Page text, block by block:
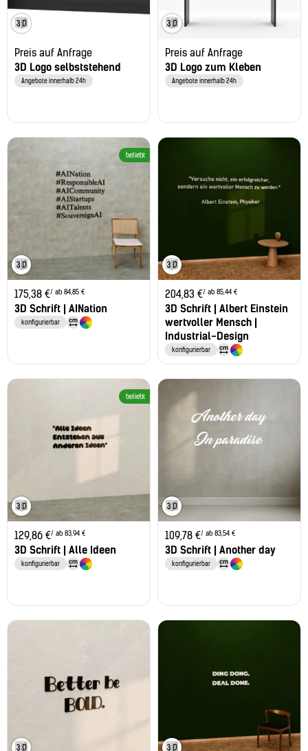
Preis auf Anfrage
3D Logo selbststehend
Angebote innerhalb 24h
Preis auf Anfrage
3D Logo zum Kleben
Angebote innerhalb 24h
beliebt
175,38 €/ ab 84,85 €
3D Schrift | AINation
konfigurierbar
204,83 €/ ab 85,44 €
3D Schrift | Albert Einstein
wertvoller Mensch |
Industrial-Design
konfigurierbar
beliebt
129,86 €/ ab 83,94 €
3D Schrift | Alle Ideen
konfigurierbar
109,78 €/ ab 83,54 €
3D Schrift | Another day
konfigurierbar